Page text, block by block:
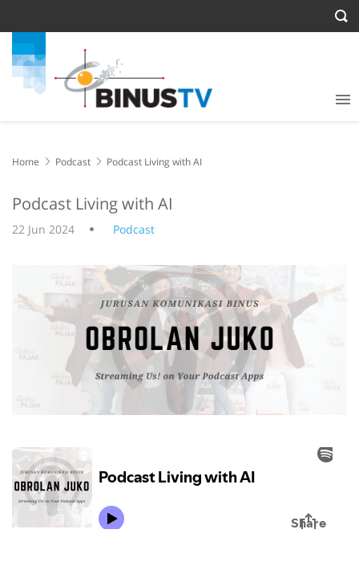
Home Podcast Podcast Living with AI
Podcast Living with AI
22 Jun 2024 Podcast